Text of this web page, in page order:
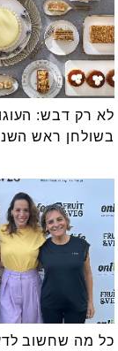
לא רק דבש:
בשולחן ראש
כל מה שחשוב